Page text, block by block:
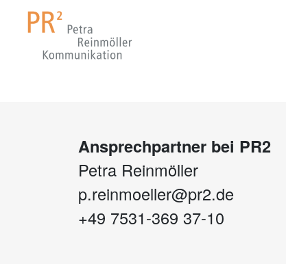
Ansprechpartner bei PR2
Petra Reinmöller
p.reinmoeller@pr2.de
+49 7531-369 37-10